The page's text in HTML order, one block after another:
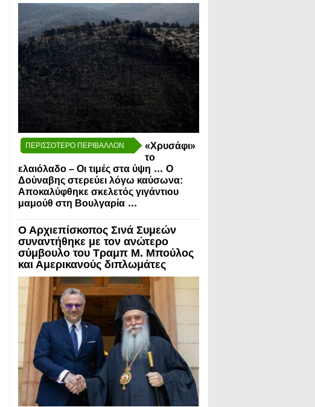
ΠΕΡΙΣΣΟΤΕΡΟ ΠΕΡΙΒΑΛΛΟΝ
«Χρυσάφι»
το
ελαιόλαδο – Οι τιμές στα ύψη ... Ο
Δούναβης στερεύει λόγω καύσωνα:
Αποκαλύφθηκε σκελετός γιγάντιου
μαμούθ στη Βουλγαρία ...
Ο Αρχιεπίσκοπος Σινά Συμεών
συναντήθηκε με τον ανώτερο
σύμβουλο του Τραμπ Μ. Μπούλος
και Αμερικανούς διπλωμάτες